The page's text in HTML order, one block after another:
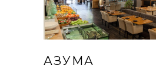
АЗУМА